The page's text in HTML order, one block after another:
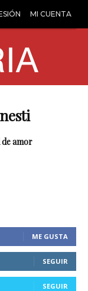
MI CUENTA
amor
ME GUSTA
SEGUIR
SEGUIR